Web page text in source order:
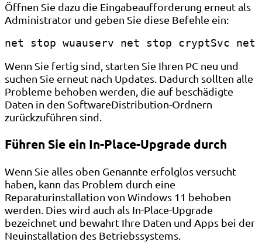
Öffnen Sie dazu die Eingabeaufforderung erneut als
Administrator und geben Sie diese Befehle ein:
net stop wuauserv net stop cryptSvc
Wenn Sie fertig sind, starten Sie Ihren PC neu und
suchen Sie erneut nach Updates. Dadurch sollten alle
Probleme behoben werden, die auf beschädigte
Daten in den SoftwareDistribution-Ordnern
zurückzuführen sind.
Führen Sie ein In-Place-Upgrade durch
Wenn Sie alles oben Genannte erfolglos versucht
haben, kann das Problem durch eine
Reparaturinstallation von Windows 11 behoben
werden. Dies wird auch als In-Place-Upgrade
bezeichnet und bewahrt Ihre Daten und Apps bei der
Neuinstallation des Betriebssystems.